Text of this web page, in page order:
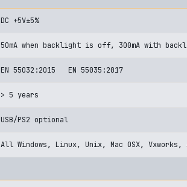
DC +5V±5%
50mA when backlight is off, 300mA with
EN 55032:2015 EN 55035:2017
> 5 years
USB/PS2 optional
All Windows, Linux, Unix, Mac OSX,